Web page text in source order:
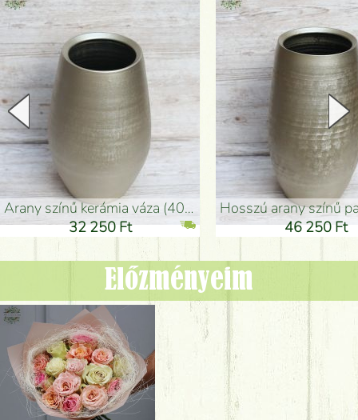
arany színű kerámia váza (40x26cm)
32 250 Ft
hosszú arany színű
46 250 Ft
Előzményeim